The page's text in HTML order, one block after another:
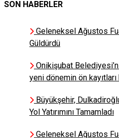
SON HABERLER
Geleneksel Ağustos
Güldürdü
Onikişubat
yeni dönemin ön kayıtları
Büyükşehir,
Yol Yatırımını Tamamladı
Geleneksel Ağustos